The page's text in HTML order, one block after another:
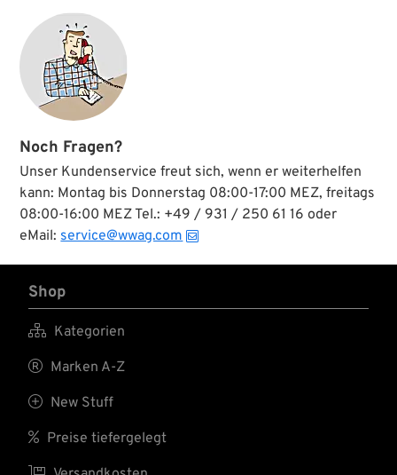
Noch Fragen?
Unser Kundenservice freut sich, wenn er weiterhelfen
kann: Montag bis Donnerstag 08:00-17:00 MEZ, freitags
08:00-16:00 MEZ Tel.: +49 / 931 / 250 61 16 oder
eMail: service@wwag.com
Shop
 Kategorien
 Marken A-Z
 New Stuff
 Preise tiefergelegt
